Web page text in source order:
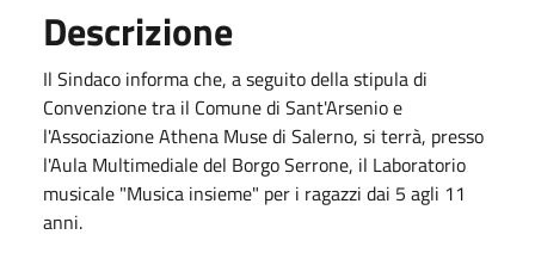
Descrizione
Il Sindaco informa che, a seguito della stipula di
Convenzione tra il Comune di Sant'Arsenio e
l'Associazione Athena Muse di Salerno, si terrà, presso
l'Aula Multimediale del Borgo Serrone, il Laboratorio
musicale "Musica insieme" per i ragazzi dai 5 agli 11
anni.